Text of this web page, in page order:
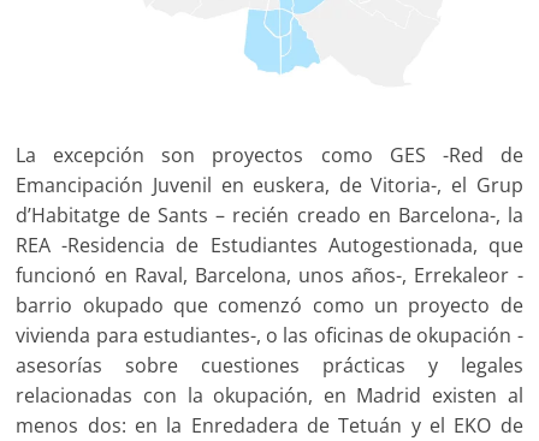
La excepción son proyectos como GES -Red de
Emancipación Juvenil en euskera, de Vitoria-, el Grup
d’Habitatge de Sants – recién creado en Barcelona-, la
REA -Residencia de Estudiantes Autogestionada, que
funcionó en Raval, Barcelona, unos años-, Errekaleor -
barrio okupado que comenzó como un proyecto de
vivienda para estudiantes-, o las oficinas de okupación -
asesorías sobre cuestiones prácticas y legales
relacionadas con la okupación, en Madrid existen al
menos dos: en la Enredadera de Tetuán y el EKO de